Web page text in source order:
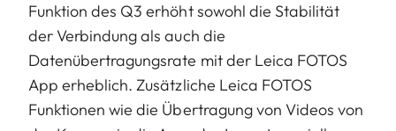
Funktion des Q3 erhöht sowohl die Stabilität
der Verbindung als auch die
Datenübertragungsrate mit der Leica FOTOS
App erheblich. Zusätzliche Leica FOTOS
Funktionen wie die Übertragung von Videos von